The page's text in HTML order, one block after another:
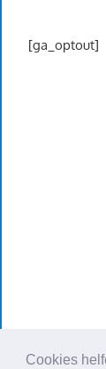
Cookies
[ga_optout]